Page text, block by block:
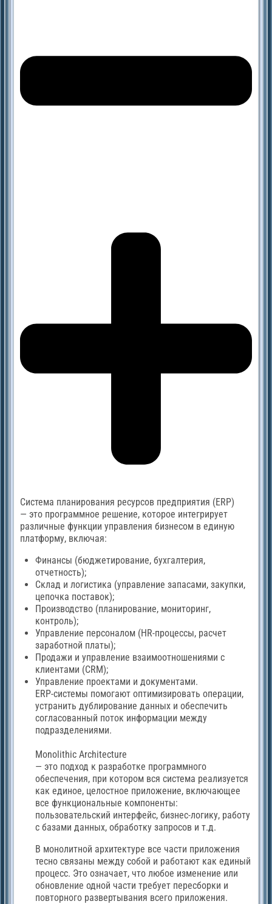
Система планирования ресурсов предприятия (ERP)
— это программное решение, которое интегрирует
различные функции управления бизнесом в единую
платформу, включая:
Финансы (бюджетирование, бухгалтерия,
отчетность);
Склад и логистика (управление запасами, закупки,
цепочка поставок);
Производство (планирование, мониторинг,
контроль);
Управление персоналом (HR-процессы, расчет
заработной платы);
Продажи и управление взаимоотношениями с
клиентами (CRM);
Управление проектами и документами.
ERP-системы помогают оптимизировать операции,
устранить дублирование данных и обеспечить
согласованный поток информации между
подразделениями.
Monolithic Architecture
— это подход к разработке программного
обеспечения, при котором вся система реализуется
как единое, целостное приложение, включающее
все функциональные компоненты:
пользовательский интерфейс, бизнес-логику, работу
с базами данных, обработку запросов и т.д.
В монолитной архитектуре все части приложения
тесно связаны между собой и работают как единый
процесс. Это означает, что любое изменение или
обновление одной части требует пересборки и
повторного развертывания всего приложения.